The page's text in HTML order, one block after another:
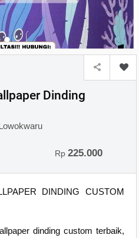
Dinding
Rp225.000
DINDING CUSTOM
dinding custom terbaik,